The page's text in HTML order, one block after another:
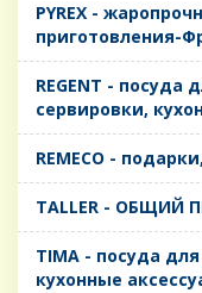
PYREX -
приготовления-
REGENT - посуда
сервировки,
REMECO -
TALLER - ОБЩИЙ
TIMA - посуда
кухонные